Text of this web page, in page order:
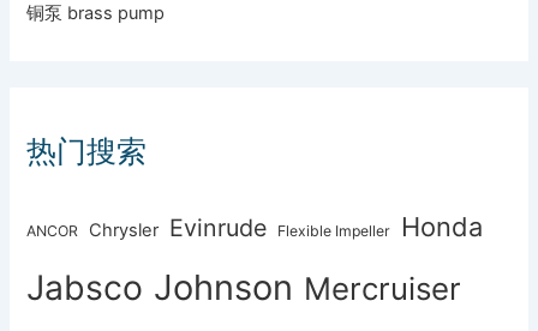
铜泵 brass pump
热门搜索
ANCOR Chrysler Evinrude Flexible Impeller Honda
Jabsco Johnson Mercruiser